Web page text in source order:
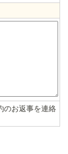
のお返事を連絡